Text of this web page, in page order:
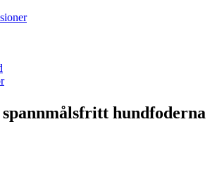
spannmålsfritt hundfoderna